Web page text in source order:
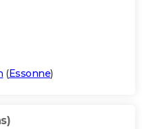
(Essonne)